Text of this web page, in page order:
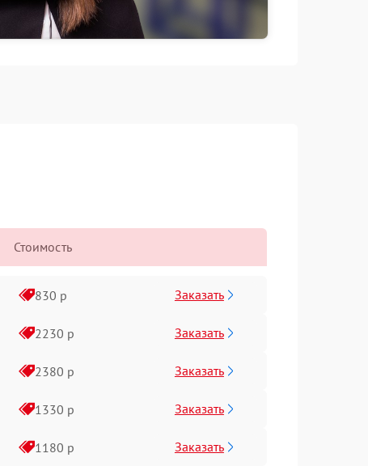
Стоимость
830 р Заказать
2230 р Заказать
2380 р Заказать
1330 р Заказать
1180 р Заказать